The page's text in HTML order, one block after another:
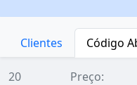
Clientes Código
20
Preço: